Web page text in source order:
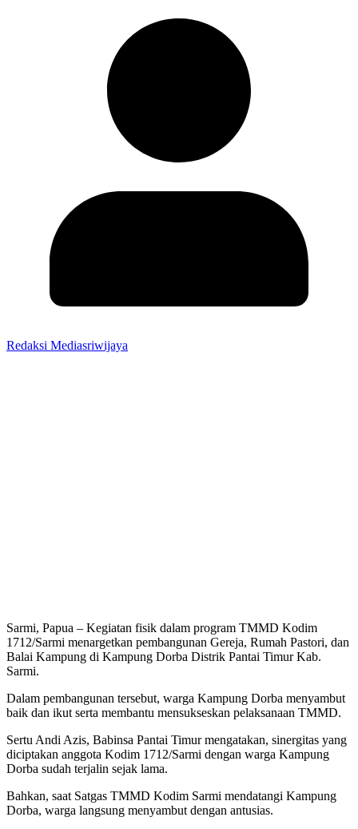
Redaksi Mediasriwijaya
Sarmi, Papua – Kegiatan fisik dalam program TMMD Kodim
1712/Sarmi menargetkan pembangunan Gereja, Rumah Pastori, dan
Balai Kampung di Kampung Dorba Distrik Pantai Timur Kab.
Sarmi.
Dalam pembangunan tersebut, warga Kampung Dorba menyambut
baik dan ikut serta membantu mensukseskan pelaksanaan TMMD.
Sertu Andi Azis, Babinsa Pantai Timur mengatakan, sinergitas yang
diciptakan anggota Kodim 1712/Sarmi dengan warga Kampung
Dorba sudah terjalin sejak lama.
Bahkan, saat Satgas TMMD Kodim Sarmi mendatangi Kampung
Dorba, warga langsung menyambut dengan antusias.